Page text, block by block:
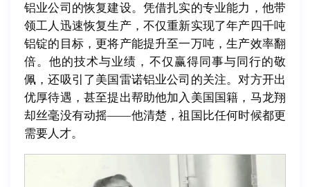
铝业公司的恢复建设。凭借扎实的专业能力，他带
领工人迅速恢复生产，不仅重新实现了年产四千吨
铝锭的目标，更将产能提升至一万吨，生产效率翻
倍。他的技术与业绩，不仅赢得同事与同行的敬
佩，还吸引了美国雷诺铝业公司的关注。对方开出
优厚待遇，甚至提出帮助他加入美国国籍，马龙翔
却丝毫没有动摇——他清楚，祖国比任何时候都更
需要人才。